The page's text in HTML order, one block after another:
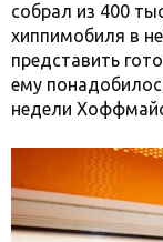
собрал из 400
хиппимобиля в
представить
ему
недели